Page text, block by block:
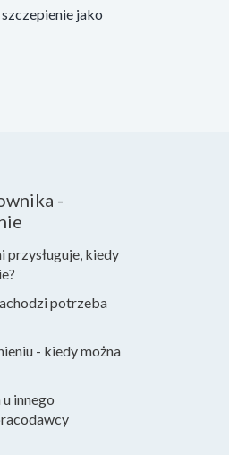
szczepienie jako
-
przysługuje, kiedy
potrzeba
- kiedy można
innego